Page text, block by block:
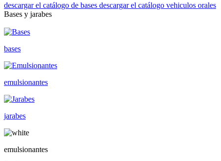
descargar el catálogo de bases descargar el catálogo vehiculos orales
Bases y jarabes
bases
emulsionantes
jarabes
emulsionantes